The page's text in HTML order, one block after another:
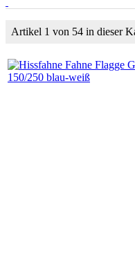
Artikel 1 von 54 in dieser